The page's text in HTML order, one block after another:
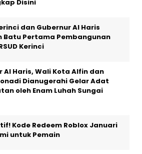
Disini
dan Gubernur Al Haris
Batu Pertama Pembangunan
Kerinci
Al Haris, Wali Kota Alfin dan
Dianugerahi Gelar Adat
oleh Enam Luhah Sungai
Kode Redeem Roblox Januari
untuk Pemain